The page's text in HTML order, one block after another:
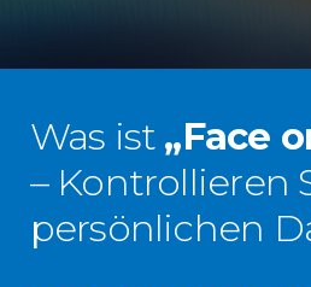
Was ist „Face
– Kontrollieren
persönlichen